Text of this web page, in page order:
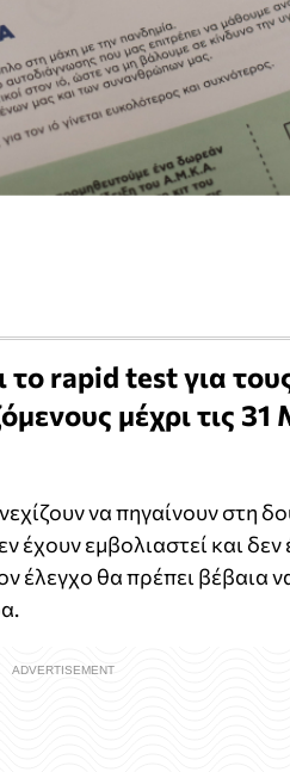
το rapid test για
μέχρι τις 31
να πηγαίνουν στη
έχουν εμβολιαστεί και
έλεγχο θα πρέπει βέβαια